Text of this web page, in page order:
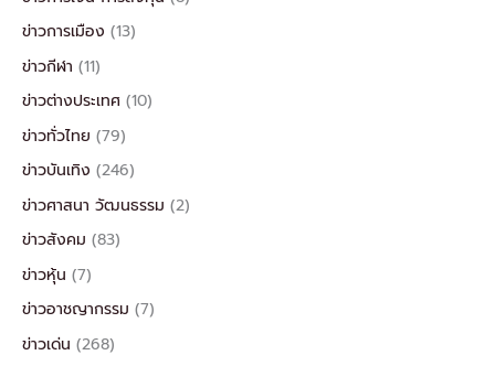
ข่าวการเมือง (13)
ข่าวกีฬา (11)
ข่าวต่างประเทศ (10)
ข่าวทั่วไทย (79)
ข่าวบันเทิง (246)
ข่าวศาสนา วัฒนธรรม (2)
ข่าวสังคม (83)
ข่าวหุ้น (7)
ข่าวอาชญากรรม (7)
ข่าวเด่น (268)